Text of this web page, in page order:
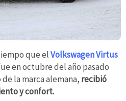
que elVolkswagen Virtus
en octubre del año pasado
la marca alemana, recibió
y confort.